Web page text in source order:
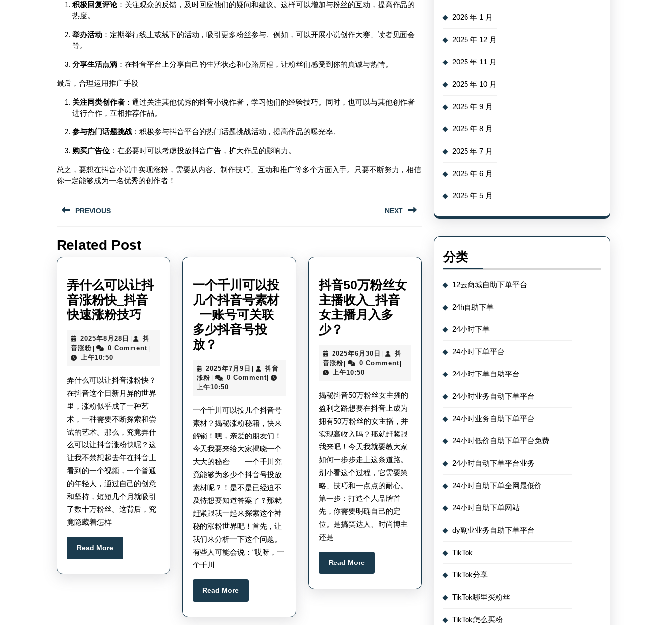
积极回复评论：关注观众的反馈，及时回应他们的疑问和建议。这样可以增加与粉丝的互动，提高作品的
热度。
举办活动 ：定期举行线上或线下的活动，吸引更多粉丝参与。例如，可以开展小说创作大赛、读者见面会
等。
分享生活点滴 ：在抖音平台上分享自己的生活状态和心路历程，让粉丝们感受到你的真诚与热情。
最后，合理运用推广手段
关注同类创作者 ：通过关注其他优秀的抖音小说作者，学习他们的经验技巧。同时，也可以与其他创作者
进行合作，互相推荐作品。
参与热门话题挑战 ：积极参与抖音平台的热门话题挑战活动，提高作品的曝光率。
购买广告位 ：在必要时可以考虑投放抖音广告，扩大作品的影响力。
总之，要想在抖音小说中实现涨粉，需要从内容、制作技巧、互动和推广等多个方面入手。只要不断努力，相信
你一定能够成为一名优秀的创作者！
文
导
航
PREVIOUS
post:
NEXT
Related Post
弄什么可以让抖
音涨粉快_抖音
快速涨粉技巧弄
么
以
让
抖
音
涨
粉
快
_
抖
音
2025年8月28日 2025
年
28
日
|
抖
音涨粉 抖
音
粉
| 0 Comment |
上午10:50
弄什么可以让抖音涨粉快？
在抖音这个日新月异的世界
里，涨粉似乎成了一种艺
术，一种需要不断探索和尝
试的艺术。那么，究竟弄什
么可以让抖音涨粉快呢？这
让我不禁想起去年在抖音上
看到的一个视频，一个普通
的年轻人，通过自己的创意
和坚持，短短几个月就吸引
了数十万粉丝。这背后，究
竟隐藏着怎样
Read MoreRead
More
一个千川可以投
几个抖音号素材
_一账号可关联
多少抖音号投
放？
千
川
可
以
投
几
个
抖
音
号
素
材
_
账
号
2025年7月9日 2025
年
日
|
抖音
涨粉 抖
音
粉
| 0 Comment |
上午10:50
一个千川可以投几个抖音号
素材？揭秘涨粉秘籍，快来
解锁！嘿，亲爱的朋友们！
今天我要来给大家揭晓一个
大大的秘密——一个千川究
竟能够为多少个抖音号投放
素材呢？！是不是已经迫不
及待想要知道答案了？那就
赶紧跟我一起来探索这个神
秘的涨粉世界吧！首先，让
我们来分析一下这个问题。
有些人可能会说：“哎呀，一
个千川
Read MoreRead
More
抖音50万粉丝女
主播收入_抖音
女主播月入多
少？
50
万
粉
丝
女
主
播
收
入
_
抖
音
主
播
2025年6月30日 2025
年
30
日
|
抖
音涨粉抖
音
粉
| 0 Comment |
上午10:50
揭秘抖音50万粉丝女主播的
盈利之路想要在抖音上成为
拥有50万粉丝的女主播，并
实现高收入吗？那就赶紧跟
我来吧！今天我就要教大家
如何一步步走上这条道路。
别小看这个过程，它需要策
略、技巧和一点点的耐心。
第一步：打造个人品牌首
先，你需要明确自己的定
位。是搞笑达人、时尚博主
还是
Read MoreRead
More
2026 年 1 月
2025 年 12 月
2025 年 11 月
2025 年 10 月
2025 年 9 月
2025 年 8 月
2025 年 7 月
2025 年 6 月
2025 年 5 月
分类
12云商城自助下单平台
24h自助下单
24小时下单
24小时下单平台
24小时下单自助平台
24小时业务自动下单平台
24小时业务自助下单平台
24小时低价自助下单平台免费
24小时自动下单平台业务
24小时自助下单全网最低价
24小时自助下单网站
dy副业业务自助下单平台
TikTok
TikTok分享
TikTok哪里买粉丝
TikTok怎么买粉